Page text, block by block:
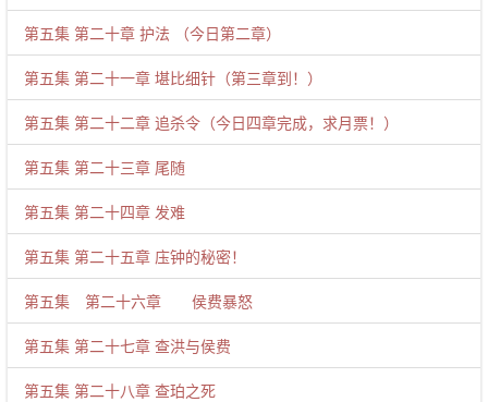
第五集 第二十章 护法 （今日第二章）
第五集 第二十一章 堪比细针（第三章到！）
第五集 第二十二章 追杀令（今日四章完成，求月票！）
第五集 第二十三章 尾随
第五集 第二十四章 发难
第五集 第二十五章 庒钟的秘密！
第五集 第二十六章 侯费暴怒
第五集 第二十七章 查洪与侯费
第五集 第二十八章 查珀之死